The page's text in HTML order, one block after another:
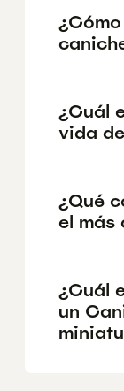
¿Cuál
vida
¿Qué
el más
¿Cuál
un